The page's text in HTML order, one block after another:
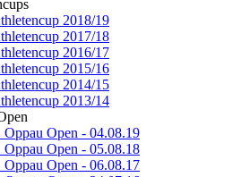
2018/19
2017/18
2016/17
2015/16
2014/15
2013/14
Oppau Open - 04.08.19
Oppau Open - 05.08.18
Oppau Open - 06.08.17